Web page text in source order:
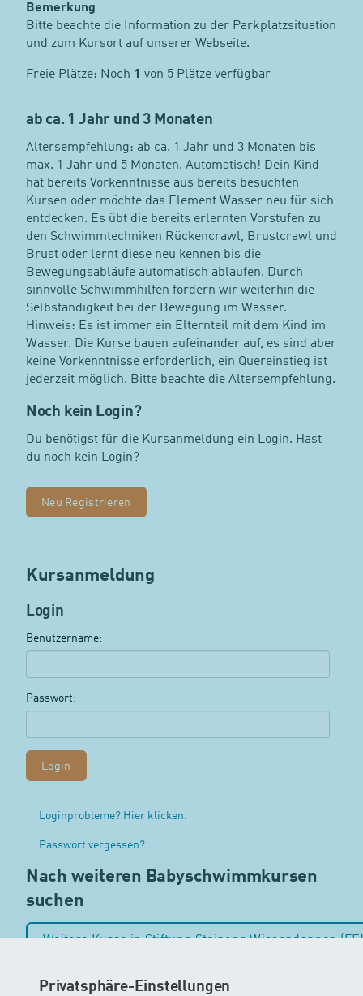
Privatsphäre-Einstellungen
Bemerkung
Bitte beachte die Information zu der Parkplatzsituation
und zum Kursort auf unserer Webseite.
Freie Plätze: Noch 1 von 5 Plätze verfügbar
ab ca. 1 Jahr und 3 Monaten
Altersempfehlung: ab ca. 1 Jahr und 3 Monaten bis
max. 1 Jahr und 5 Monaten. Automatisch! Dein Kind
hat bereits Vorkenntnisse aus bereits besuchten
Kursen oder möchte das Element Wasser neu für sich
entdecken. Es übt die bereits erlernten Vorstufen zu
den Schwimmtechniken Rückencrawl, Brustcrawl und
Brust oder lernt diese neu kennen bis die
Bewegungsabläufe automatisch ablaufen. Durch
sinnvolle Schwimmhilfen fördern wir weiterhin die
Selbständigkeit bei der Bewegung im Wasser.
Hinweis: Es ist immer ein Elternteil mit dem Kind im
Wasser. Die Kurse bauen aufeinander auf, es sind aber
keine Vorkenntnisse erforderlich, ein Quereinstieg ist
jederzeit möglich. Bitte beachte die Altersempfehlung.
Noch kein Login?
Du benötigst für die Kursanmeldung ein Login. Hast
du noch kein Login?
Neu Registrieren
Kursanmeldung
Login
Benutzername:
Passwort:
Loginprobleme? Hier klicken.
Passwort vergessen?
Nach weiteren Babyschwimmkursen
suchen
Weitere Kurse in Stiftung Steinegg Wiesendangen
Weitere Kurse in Zürich Alle Kurse